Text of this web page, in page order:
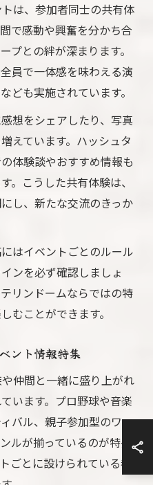
は、参加者同士の共有体
で感動や興奮を分かち合
プとの絆が深まります。
員で一体感を味わえる演
ども実施されています。
想をシェアしたり、写真
えています。ハッシュタ
体験談やおすすめ情報も
。こうした共有体験は、
し、新たな交流のきっか
はイベントごとのルール
ンを必ず確認しましょ
リンドームならではの特
むことができます。
ント情報特集
仲間と一緒に盛り上がれ
います。プロ野球や音楽
バル、親子参加型のワー
ルが揃っているのが特長
ごとに設けられている参